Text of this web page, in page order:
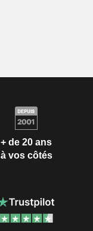
+ de 20 ans
à vos côtés